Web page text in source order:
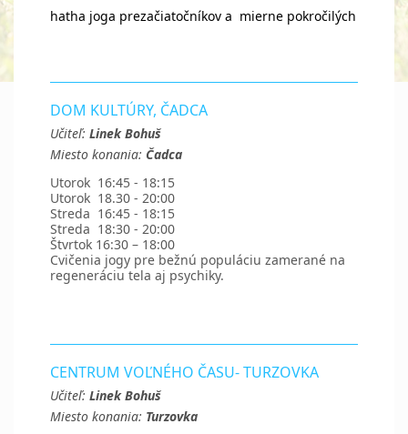
hatha joga prezačiatočníkov a mierne pokročilých
DOM KULTÚRY, ČADCA
Učiteľ: Linek Bohuš
Miesto konania: Čadca
Utorok 16:45 - 18:15
Utorok 18.30 - 20:00
Streda 16:45 - 18:15
Streda 18:30 - 20:00
Štvrtok 16:30 – 18:00
Cvičenia jogy pre bežnú populáciu zamerané na
regeneráciu tela aj psychiky.
CENTRUM VOĽNÉHO ČASU- TURZOVKA
Učiteľ: Linek Bohuš
Miesto konania: Turzovka